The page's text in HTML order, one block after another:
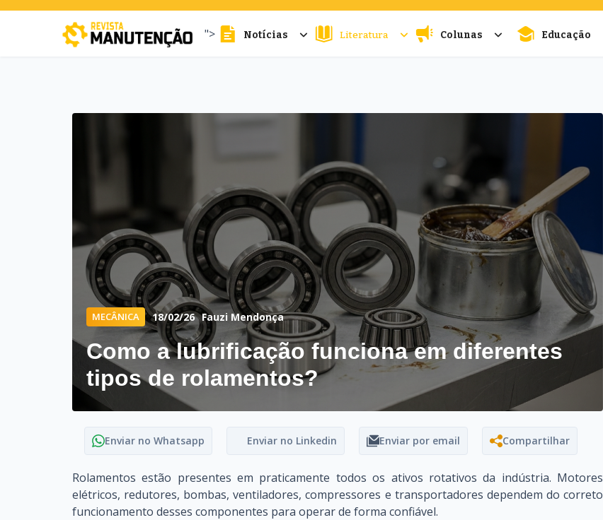
"> Notícias Literatura Colunas Educação
MECÂNICA 18/02/26 Fauzi Mendonça
Como a lubrificação funciona em diferentes
tipos de rolamentos?
Enviar no Whatsapp Enviar no Linkedin Enviar por email Compartilhar
Rolamentos estão presentes em praticamente todos os ativos rotativos da indústria. Motores
elétricos, redutores, bombas, ventiladores, compressores e transportadores dependem do correto
funcionamento desses componentes para operar de forma confiável.